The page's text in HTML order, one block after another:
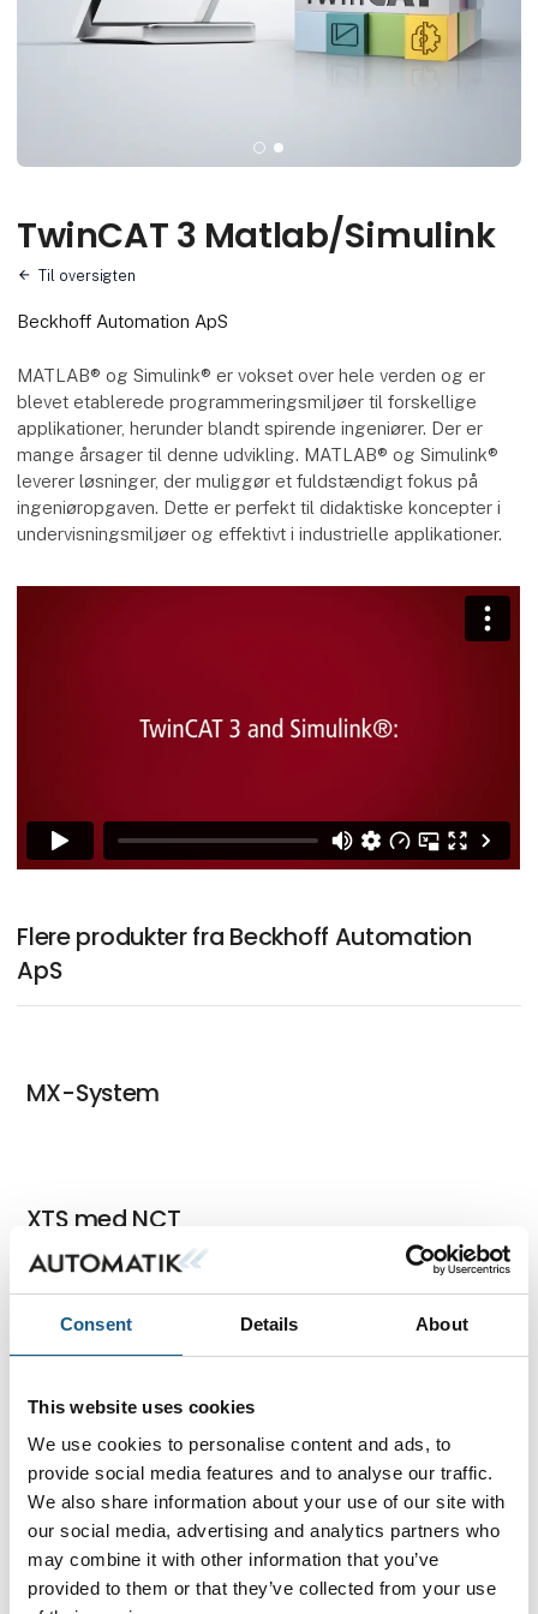
Consent Details About
This website uses cookies
We use cookies to personalise content and ads, to
provide social media features and to analyse our traffic.
We also share information about your use of our site with
our social media, advertising and analytics partners who
may combine it with other information that you’ve
provided to them or that they’ve collected from your use
TwinCAT 3 Matlab/Simulink
Til oversigten
Beckhoff Automation ApS
MATLAB® og Simulink® er vokset over hele verden og er
blevet etablerede programmeringsmiljøer til forskellige
applikationer, herunder blandt spirende ingeniører. Der er
mange årsager til denne udvikling. MATLAB® og Simulink®
leverer løsninger, der muliggør et fuldstændigt fokus på
ingeniøropgaven. Dette er perfekt til didaktiske koncepter i
undervisningsmiljøer og effektivt i industrielle applikationer.
Flere produkter fra Beckhoff Automation
ApS
MX-System
XTS med NCT
XTS
AV & Media Technoligy